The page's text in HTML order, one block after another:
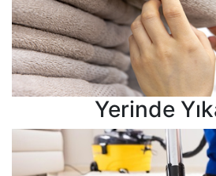
Yerinde